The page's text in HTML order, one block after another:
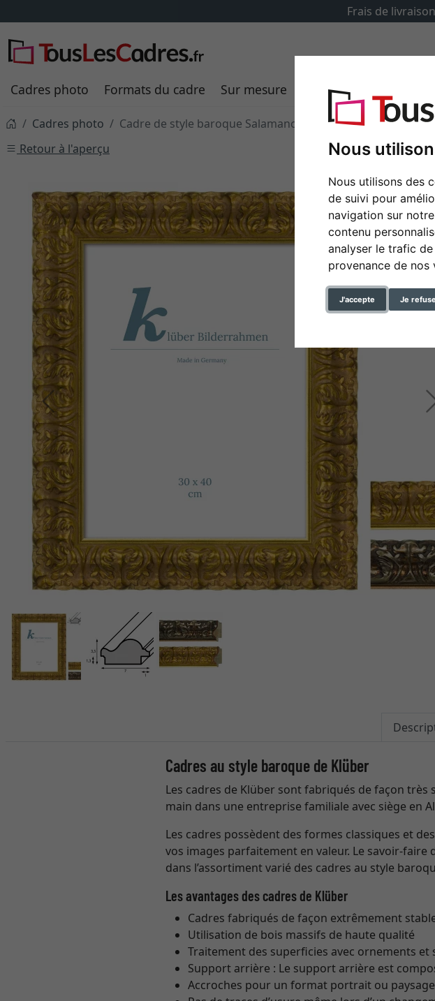
Nous
Nous utilisons des
de suivi pour
navigation sur
contenu
analyser le trafic
provenance de nos
J'accepte Je refuse
Frais de livraison
Cadres photo Formats du cadre Sur mesure Passe-partout
Cadres photo
Cadre de style baroque Salamanca
Retour à l'aperçu
Retour
Cadres au style baroque de Klüber
Les cadres de Klüber sont fabriqués de façon très
main dans une entreprise familiale avec siège en
Les cadres possèdent des formes classiques et
vos images parfaitement en valeur. Le savoir-
dans l’assortiment varié des cadres au style
Les avantages des cadres de Klüber
Cadres fabriqués de façon extrêmement
Utilisation de bois massifs de haute qualité
Traitement des superficies avec ornements
Support arrière : Le support arrière est
Accroches pour un format portrait ou paysage